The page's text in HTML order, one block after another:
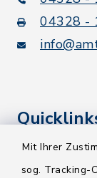
Mit Ihrer
sog. Tracking-
04328 -
Kreis